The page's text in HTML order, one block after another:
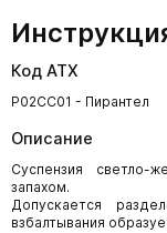
Код АТХ
P02CC01 - Пирантел
Описание
Суспензия светло-
запахом.
Допускается
взбалтывания